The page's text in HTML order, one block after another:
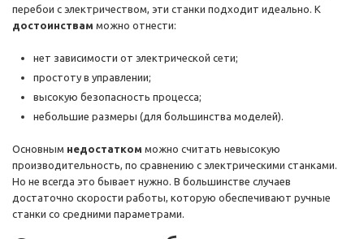
перебои с электричеством, эти станки подходит идеально. К
достоинствам можно отнести:
нет зависимости от электрической сети;
простоту в управлении;
высокую безопасность процесса;
небольшие размеры (для большинства моделей).
Основным недостатком можно считать невысокую
производительность, по сравнению с электрическими станками.
Но не всегда это бывает нужно. В большинстве случаев
достаточно скорости работы, которую обеспечивают ручные
станки со средними параметрами.